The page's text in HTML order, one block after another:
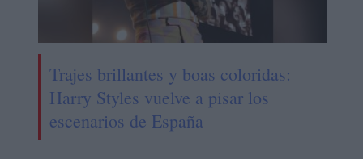
Trajes brillantes y boas coloridas:
Harry Styles vuelve a pisar los
escenarios de España